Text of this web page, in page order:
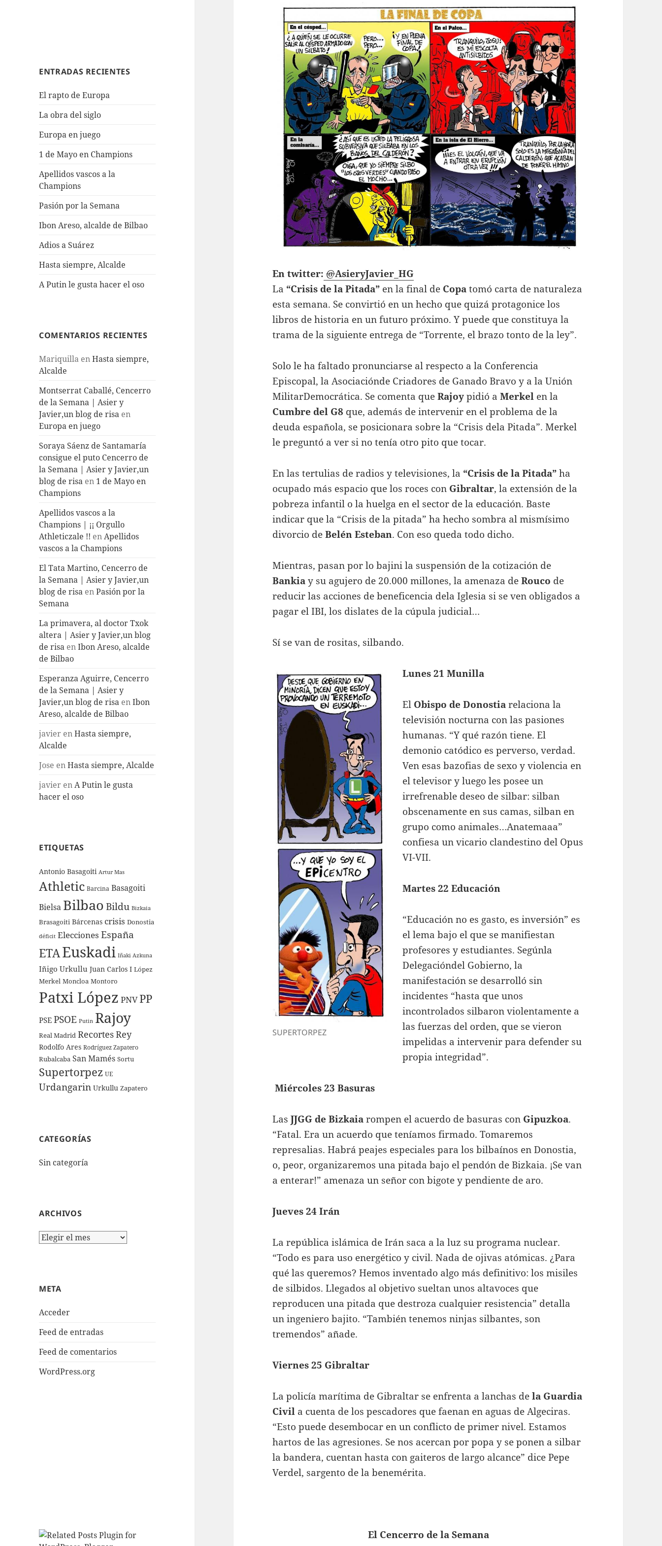
ENTRADAS RECIENTES
El rapto de Europa
La obra del siglo
Europa en juego
1 de Mayo en Champions
Apellidos vascos a la
Champions
Pasión por la Semana
Ibon Areso, alcalde de Bilbao
Adios a Suárez
Hasta siempre, Alcalde
A Putin le gusta hacer el oso
COMENTARIOS RECIENTES
Mariquilla enHasta siempre,
Alcalde
Montserrat Caballé, Cencerro
de la Semana | Asier y
Javier,un blog de risa en
Europa en juego
Soraya Sáenz de Santamaría
consigue el puto Cencerro de
la Semana | Asier y Javier,un
blog de risa en 1 de Mayo en
Champions
Apellidos vascos a la
Champions | ¡¡ Orgullo
Athleticzale !! enApellidos
vascos a la Champions
El Tata Martino, Cencerro de
la Semana | Asier y Javier,un
blog de risa enPasión por la
Semana
La primavera, al doctor Txok
altera | Asier y Javier,un blog
de risa enIbon Areso, alcalde
de Bilbao
Esperanza Aguirre, Cencerro
de la Semana | Asier y
Javier,un blog de risa enIbon
Areso, alcalde de Bilbao
javier enHasta siempre,
Alcalde
Jose enHasta siempre, Alcalde
javier enA Putin le gusta
hacer el oso
ETIQUETAS
Antonio Basagoiti Artur Mas
Athletic Barcina Basagoiti
Bielsa Bilbao Bildu Bizkaia
Brasagoiti Bárcenas crisis Donostia
déficit Elecciones España
ETAEuskadi Iñaki Azkuna
Iñigo Urkullu Juan Carlos I López
Merkel Moncloa Montoro
Patxi López PNVPP
PSE PSOE Putin Rajoy
Real Madrid RecortesRey
Rodolfo Ares Rodríguez Zapatero
Rubalcaba San Mamés Sortu
Supertorpez UE
Urdangarin Urkullu Zapatero
CATEGORÍAS
Sin categoría
ARCHIVOS
Archivos
META
Acceder
Feed de entradas
Feed de comentarios
WordPress.org
En twitter: ‏@AsieryJavier_HG
La “Crisis de la Pitada” en la final de Copatomó carta de naturaleza
esta semana. Se convirtió en un hecho que quizá protagonice los
libros de historia en un futuro próximo. Y puede que constituya la
trama de la siguiente entrega de “Torrente, el brazo tonto de la ley”.
Solo le ha faltado pronunciarse al respecto a la Conferencia
Episcopal, la Asociaciónde Criadores de Ganado Bravo y a la Unión
MilitarDemocrática. Se comenta queRajoypidió aMerkel en la
Cumbre del G8 que, además de intervenir en el problema de la
deuda española, se posicionara sobre la “Crisis dela Pitada”. Merkel
le preguntó a ver si no tenía otro pito que tocar.
En las tertulias de radios y televisiones, la “Crisis de la Pitada”ha
ocupado más espacio que los roces con Gibraltar, la extensión de la
pobreza infantil o la huelga en el sector de la educación. Baste
indicar que la “Crisis de la pitada” ha hecho sombra al mismísimo
divorcio deBelén Esteban. Con eso queda todo dicho.
Mientras, pasan por lo bajini la suspensión de la cotización de
Bankiay su agujero de 20.000 millones, la amenaza deRouco de
reducir las acciones de beneficencia dela Iglesia si se ven obligados a
pagar el IBI, los dislates de la cúpula judicial…
Sí se van de rositas, silbando.
SUPERTORPEZ
Lunes 21 Munilla
El Obispo de Donostiarelaciona la
televisión nocturna con las pasiones
humanas. “Y qué razón tiene. El
demonio catódico es perverso, verdad.
Ven esas bazofias de sexo y violencia en
el televisor y luego les posee un
irrefrenable deseo de silbar: silban
obscenamente en sus camas, silban en
grupo como animales…Anatemaaa”
confiesa un vicario clandestino del Opus
VI-VII.
Martes 22 Educación
“Educación no es gasto, es inversión” es
el lema bajo el que se manifiestan
profesores y estudiantes. Segúnla
Delegacióndel Gobierno, la
manifestación se desarrolló sin
incidentes “hasta que unos
incontrolados silbaron violentamente a
las fuerzas del orden, que se vieron
impelidas a intervenir para defender su
propia integridad”.
Miércoles 23 Basuras
LasJJGG de Bizkaiarompen el acuerdo de basuras con Gipuzkoa.
“Fatal. Era un acuerdo que teníamos firmado. Tomaremos
represalias. Habrá peajes especiales para los bilbaínos en Donostia,
o, peor, organizaremos una pitada bajo el pendón de Bizkaia. ¡Se van
a enterar!” amenaza un señor con bigote y pendiente de aro.
Jueves 24 Irán
La república islámica de Irán saca a la luz su programa nuclear.
“Todo es para uso energético y civil. Nada de ojivas atómicas. ¿Para
qué las queremos? Hemos inventado algo más definitivo: los misiles
de silbidos. Llegados al objetivo sueltan unos altavoces que
reproducen una pitada que destroza cualquier resistencia” detalla
un ingeniero bajito. “También tenemos ninjas silbantes, son
tremendos” añade.
Viernes 25 Gibraltar
La policía marítima de Gibraltar se enfrenta a lanchas dela Guardia
Civil a cuenta de los pescadores que faenan en aguas de Algeciras.
“Esto puede desembocar en un conflicto de primer nivel. Estamos
hartos de las agresiones. Se nos acercan por popa y se ponen a silbar
la bandera, cuentan hasta con gaiteros de largo alcance” dice Pepe
Verdel, sargento de la benemérita.
El Cencerro de la Semana